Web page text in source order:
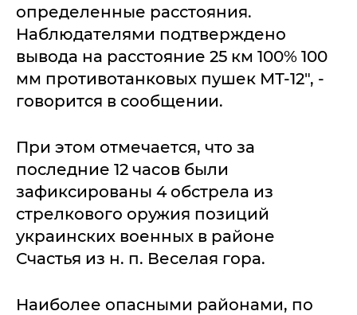
определенные расстояния.
Наблюдателями подтверждено
вывода на расстояние 25 км 100% 100
мм противотанковых пушек МТ-12", -
говорится в сообщении.
При этом отмечается, что за
последние 12 часов были
зафиксированы 4 обстрела из
стрелкового оружия позиций
украинских военных в районе
Счастья из н. п. Веселая гора.
Наиболее опасными районами, по